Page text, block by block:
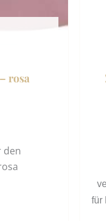
rosa
den
für